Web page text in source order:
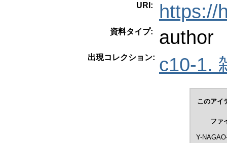
URI: https://
資料タイプ: author
出現コレクション: c10-1.
このアイ
ファ
Y-